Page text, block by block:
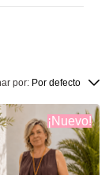
por: Por defecto
¡Nuevo!